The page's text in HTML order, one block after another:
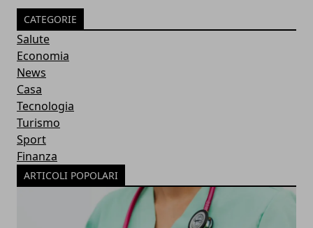
CATEGORIE
Salute
Economia
News
Casa
Tecnologia
Turismo
Sport
Finanza
ARTICOLI POPOLARI